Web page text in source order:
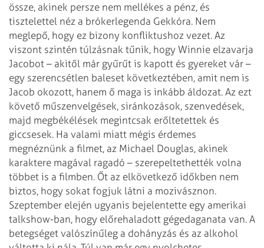
össze, akinek persze nem mellékes a pénz, és
tisztelettel néz a brókerlegenda Gekkóra. Nem
meglepő, hogy ez bizony konfliktushoz vezet. Az
viszont szintén túlzásnak tűnik, hogy Winnie elzavarja
Jacobot – akitől már gyűrűt is kapott és gyereket vár –
egy szerencsétlen baleset következtében, amit nem is
Jacob okozott, hanem ő maga is inkább áldozat. Az ezt
követő műszenvelgések, siránkozások, szenvedések,
majd megbékélések megintcsak erőltetettek és
giccsesek. Ha valami miatt mégis érdemes
megnéznünk a filmet, az Michael Douglas, akinek
karaktere magával ragadó – szerepeltethették volna
többet is a filmben. Őt az elkövetkező időkben nem
biztos, hogy sokat fogjuk látni a mozivásznon.
Szeptember elején ugyanis bejelentette egy amerikai
talkshow-ban, hogy előrehaladott gégedaganata van. A
betegséget valószínűleg a dohányzás és az alkohol